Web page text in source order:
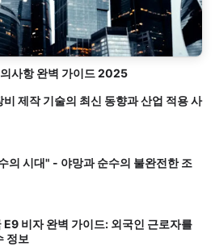
사항 완벽 가이드 2025
비 제작 기술의 최신 동향과 산업 적용 사
의 시대" - 야망과 순수의 불완전한 조
E9 비자 완벽 가이드: 외국인 근로자를
정보